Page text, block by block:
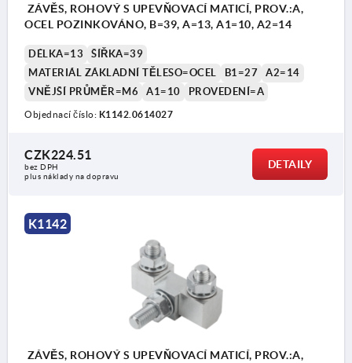
ZÁVĚS, ROHOVÝ S UPEVŇOVACÍ MATICÍ, PROV.:A,
OCEL POZINKOVÁNO, B=39, A=13, A1=10, A2=14
DÉLKA=13
ŠÍŘKA=39
MATERIÁL ZÁKLADNÍ TĚLESO=OCEL
B1=27
A2=14
VNĚJŠÍ PRŮMĚR=M6
A1=10 PROVEDENÍ=A
Objednací číslo: K1142.0614027
CZK224.51
bez DPH
plus náklady na dopravu
DETAILY
K1142
ZÁVĚS, ROHOVÝ S UPEVŇOVACÍ MATICÍ, PROV.:A,